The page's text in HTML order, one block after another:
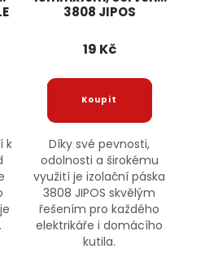
k
3808 JIPOS
19 Kč
Díky své pevnosti,
odolnosti a širokému
využití je izolační páska
3808 JIPOS skvělým
řešením pro každého
elektrikáře i domácího
kutila.